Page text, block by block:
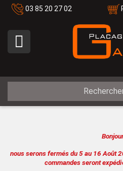
03 85 20 27 02

nous serons fermés du 5 au 16 Août
commandes seront